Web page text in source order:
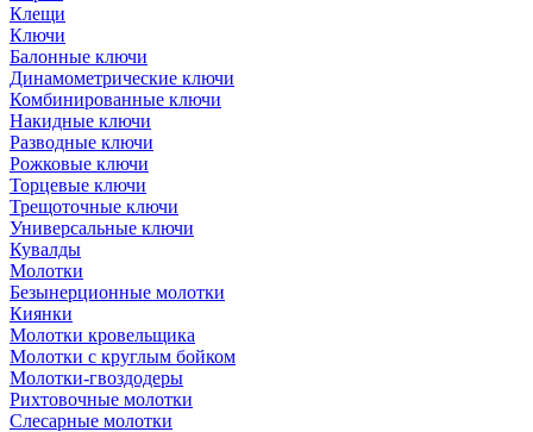
Клещи
Ключи
Балонные ключи
Динамометрические ключи
Комбинированные ключи
Накидные ключи
Разводные ключи
Рожковые ключи
Торцевые ключи
Трещоточные ключи
Универсальные ключи
Кувалды
Молотки
Безынерционные молотки
Киянки
Молотки кровельщика
Молотки с круглым бойком
Молотки-гвоздодеры
Рихтовочные молотки
Слесарные молотки